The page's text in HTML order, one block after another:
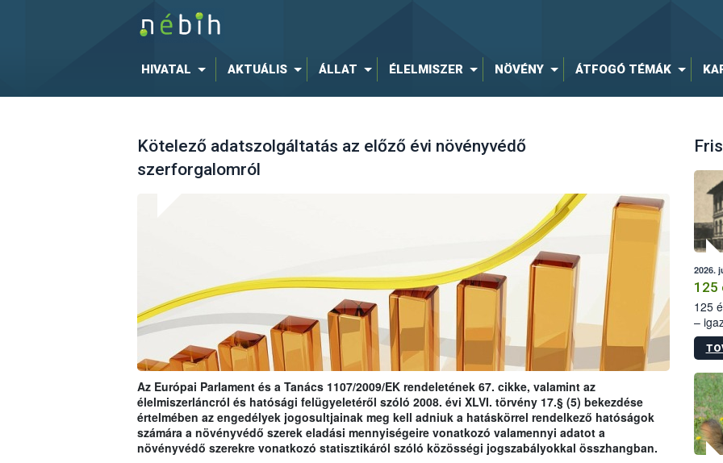
HIVATAL AKTUÁLIS ÁLLAT ÉLELMISZER NÖVÉNY ÁTFOGÓ TÉMÁK
Kötelező adatszolgáltatás az előző évi növényvédő
szerforgalomról
Az Európai Parlament és a Tanács 1107/2009/EK rendeletének 67. cikke, valamint az
élelmiszerláncról és hatósági felügyeletéről szóló 2008. évi XLVI. törvény 17.§ (5) bekezdése
értelmében az engedélyek jogosultjainak meg kell adniuk a hatáskörrel rendelkező hatóságok
számára a növényvédő szerek eladási mennyiségeire vonatkozó valamennyi adatot a
növényvédő szerekre vonatkozó statisztikáról szóló közösségi jogszabályokkal összhangban.
2026.
125
125
–
15.